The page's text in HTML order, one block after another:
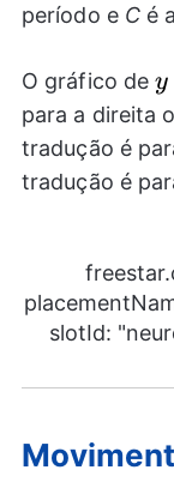
período e C é
O gráfico dey
para a direita
tradução é
tradução é
slotId: